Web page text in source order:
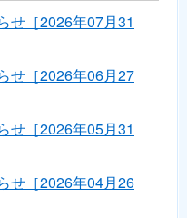
せ［2026年07月31
せ［2026年06月27
せ［2026年05月31
せ［2026年04月26